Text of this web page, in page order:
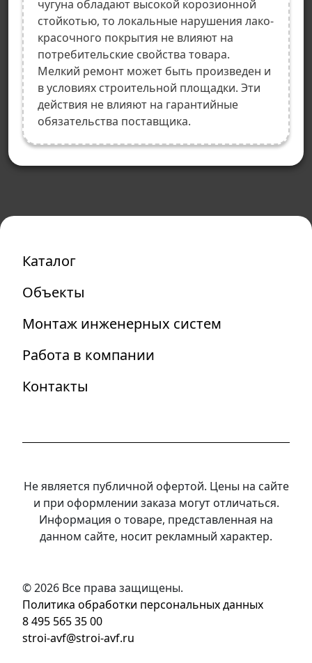
чугуна обладают высокой корозионной
стойкотью, то локальные нарушения лако-
красочного покрытия не влияют на
потребительские свойства товара.
Мелкий ремонт может быть произведен и
в условиях строительной площадки. Эти
действия не влияют на гарантийные
обязательства поставщика.
Каталог
Объекты
Монтаж инженерных систем
Работа в компании
Контакты
Не является публичной офертой. Цены на сайте
и при оформлении заказа могут отличаться.
Информация о товаре, представленная на
данном сайте, носит рекламный характер.
© 2026 Все права защищены.
Политика обработки персональных данных
8 495 565 35 00
stroi-avf@stroi-avf.ru